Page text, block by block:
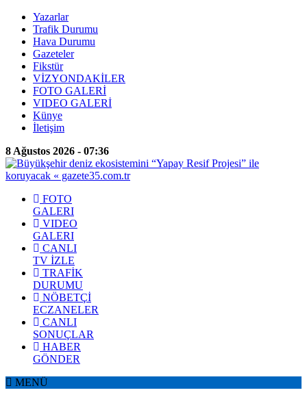
Yazarlar
Trafik Durumu
Hava Durumu
Gazeteler
Fikstür
VİZYONDAKİLER
FOTO GALERİ
VIDEO GALERİ
Künye
İletişim
8 Ağustos 2026 - 07:36
FOTO
GALERI
VIDEO
GALERI
CANLI
TV İZLE
TRAFİK
DURUMU
NÖBETÇİ
ECZANELER
CANLI
SONUÇLAR
HABER
GÖNDER
MENÜ